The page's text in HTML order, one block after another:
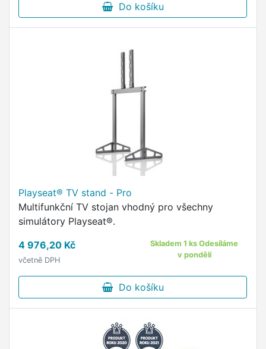
Do košíku
Playseat® TV stand - Pro
Multifunkční TV stojan vhodný pro všechny
simulátory Playseat®.
4 976,20 Kč
včetně DPH
Skladem 1 ks Odesíláme
v pondělí
Do košíku